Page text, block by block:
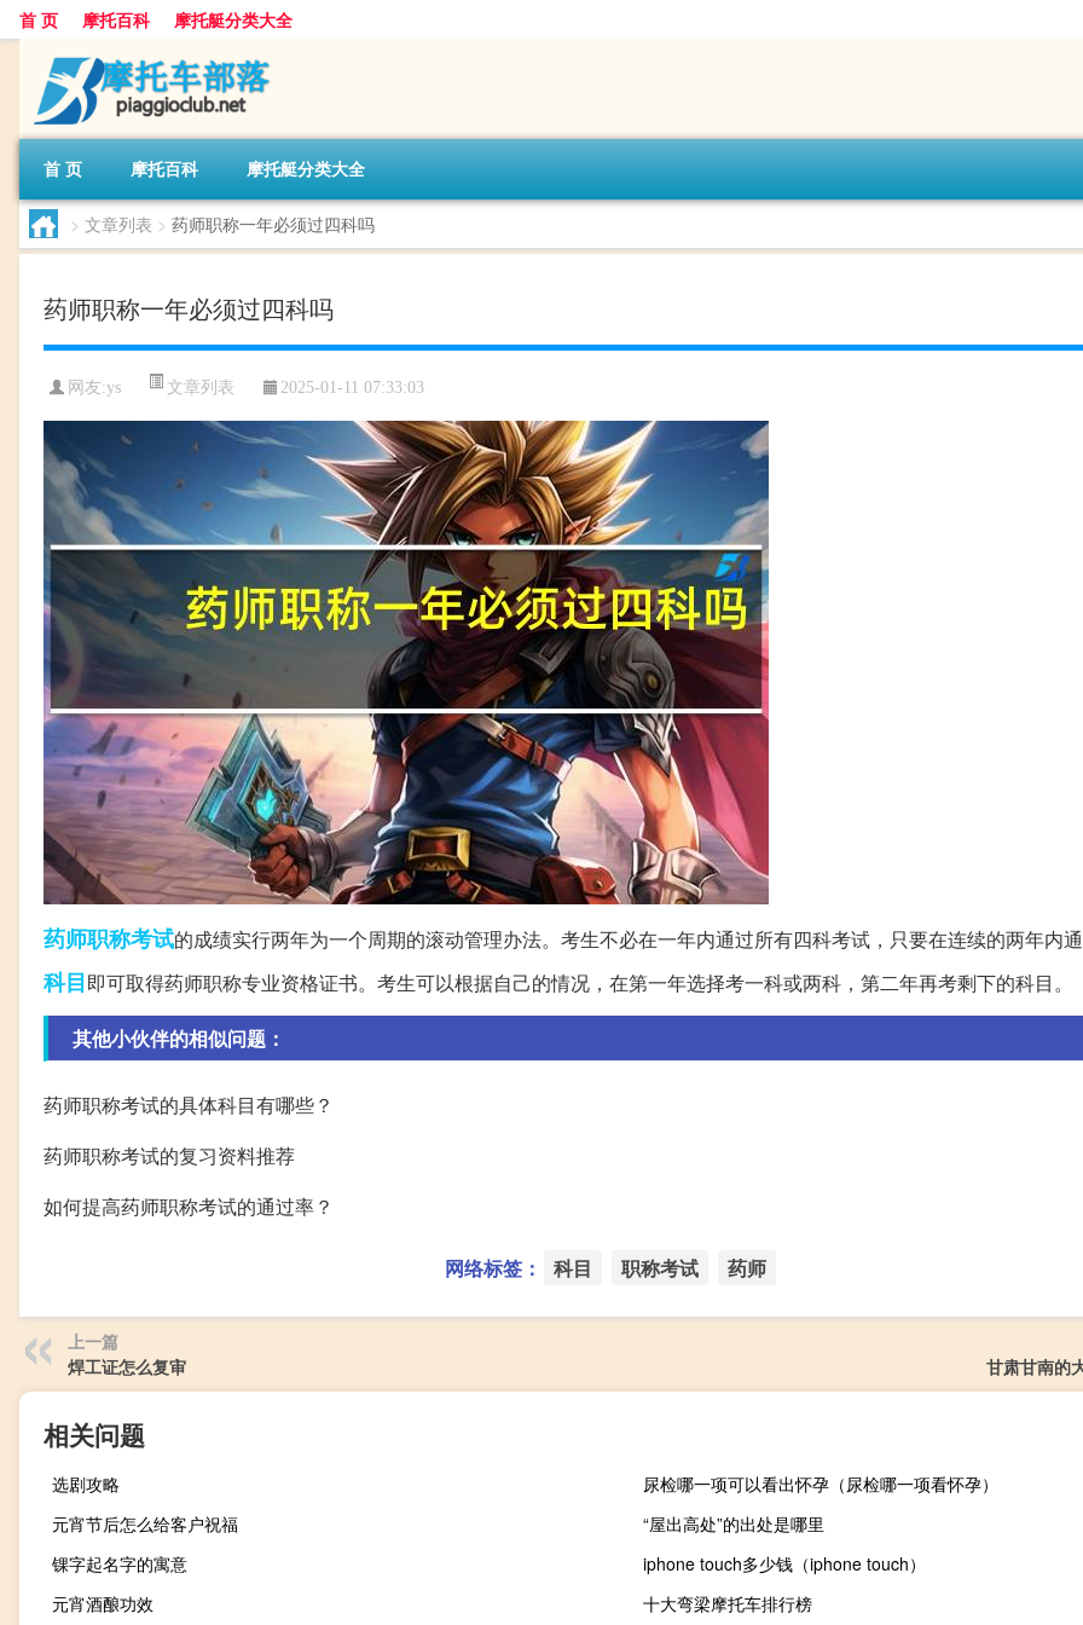
首 页 摩托百科 摩托艇分类大全
首 页 摩托百科 摩托艇分类大全
> 文章列表 > 药师职称一年必须过四科吗
药师职称一年必须过四科吗
网友:ys 文章列表 2025-01-11 07:33:03
药师职称考试的成绩实行两年为一个周期的滚动管理办法。考生不必在一年内通过所有四科考试，只要在连续的两年内
科目即可取得药师职称专业资格证书。考生可以根据自己的情况，在第一年选择考一科或两科，第二年再考剩下的科目。
其他小伙伴的相似问题：
药师职称考试的具体科目有哪些？
药师职称考试的复习资料推荐
如何提高药师职称考试的通过率？
网络标签： 科目 职称考试 药师
上一篇
焊工证怎么复审
甘肃甘南的
相关问题
选剧攻略
尿检哪一项可以看出怀孕（尿检哪一项看怀孕）
元宵节后怎么给客户祝福
“屋出高处”的出处是哪里
锞字起名字的寓意
iphone touch多少钱（iphone touch）
元宵酒酿功效
十大弯梁摩托车排行榜